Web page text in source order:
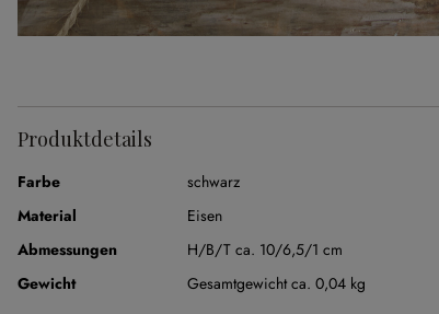
Produktdetails
Farbe
schwarz
Material
Eisen
Abmessungen
H/B/T ca. 10/6,5/1 cm
Gewicht
Gesamtgewicht ca. 0,04 kg